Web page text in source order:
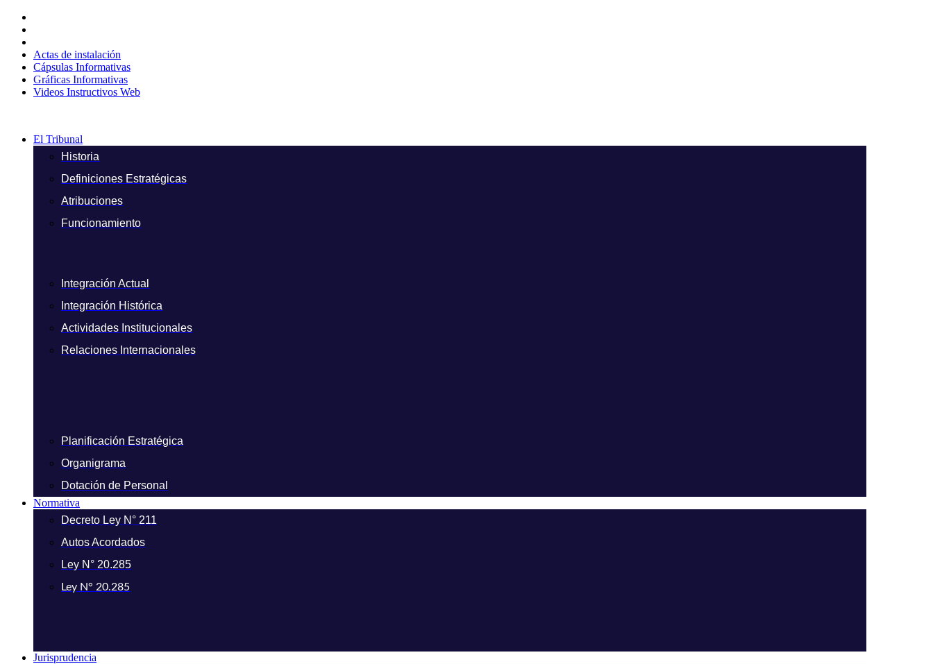
contenido
Actas de instalación
Cápsulas Informativas
Gráficas Informativas
Videos Instructivos Web
El Tribunal
Historia
Definiciones Estratégicas
Atribuciones
Funcionamiento
Integración Actual
Integración Histórica
Actividades Institucionales
Relaciones Internacionales
Planificación Estratégica
Organigrama
Dotación de Personal
Normativa
Decreto Ley N° 211
Autos Acordados
Ley N° 20.285
Ley N° 20.285
Jurisprudencia